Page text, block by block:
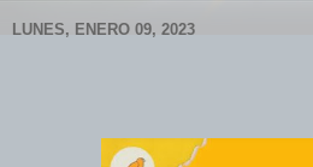
LUNES, ENERO 09, 2023